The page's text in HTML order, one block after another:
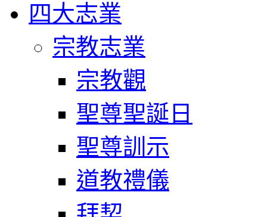
四大志業
宗教志業
宗教觀
聖尊聖誕日
聖尊訓示
道教禮儀